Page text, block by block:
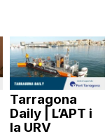
Tarragona
Daily | L’APT i
la URV